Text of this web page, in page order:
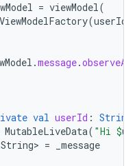
= viewModel(
(userId
.message.
val userId : String
MutableLiveData( "Hi $
=
_message